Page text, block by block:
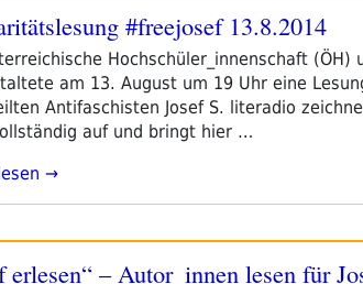
#freejosef 13.8.2014
Hochschüler_innenschaft
am 13. August um 19 Uhr eine
Antifaschisten Josef S. literadio
auf und bringt hier …
erlesen“ – Autor_innen lesen für